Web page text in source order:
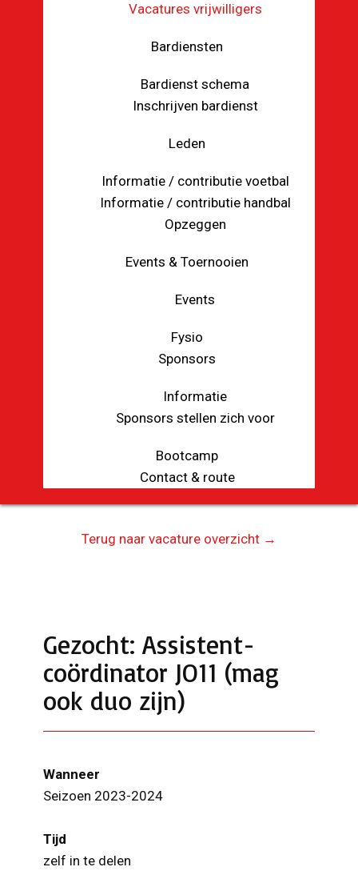
Vacatures vrijwilligers
Bardiensten
Bardienst schema
Inschrijven bardienst
Leden
Informatie / contributie voetbal
Informatie / contributie handbal
Opzeggen
Events & Toernooien
Events
Fysio
Sponsors
Informatie
Sponsors stellen zich voor
Bootcamp
Contact & route
Terug naar vacature overzicht →
Gezocht: Assistent-
coördinator JO11 (mag
ook duo zijn)
Wanneer
Seizoen 2023-2024
Tijd
zelf in te delen